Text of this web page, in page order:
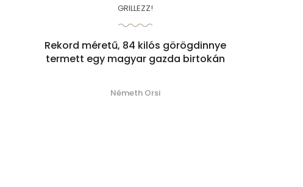
GRILLEZZ!
Rekord méretű, 84 kilós görögdinnye
termett egy magyar gazda birtokán
Németh Orsi